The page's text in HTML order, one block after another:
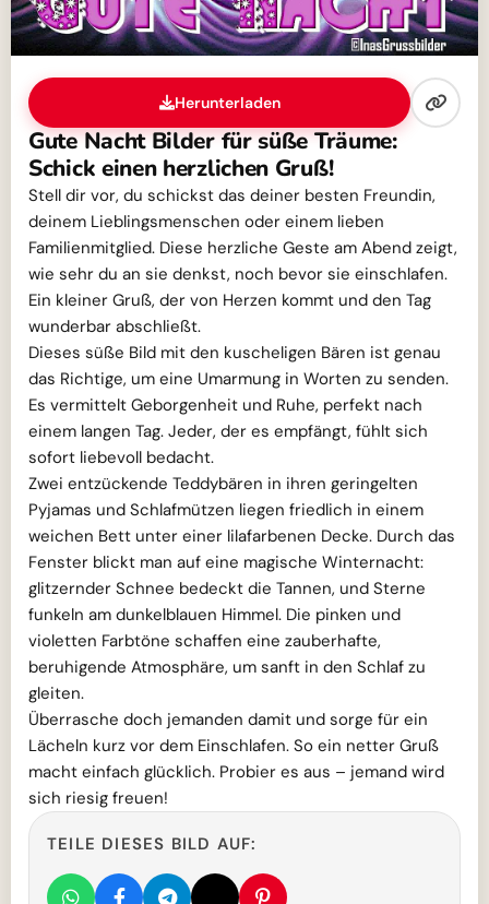
Herunterladen
Gute Nacht Bilder für süße Träume:
Schick einen herzlichen Gruß!
Stell dir vor, du schickst das deiner besten Freundin,
deinem Lieblingsmenschen oder einem lieben
Familienmitglied. Diese herzliche Geste am Abend zeigt,
wie sehr du an sie denkst, noch bevor sie einschlafen.
Ein kleiner Gruß, der von Herzen kommt und den Tag
wunderbar abschließt.
Dieses süße Bild mit den kuscheligen Bären ist genau
das Richtige, um eine Umarmung in Worten zu senden.
Es vermittelt Geborgenheit und Ruhe, perfekt nach
einem langen Tag. Jeder, der es empfängt, fühlt sich
sofort liebevoll bedacht.
Zwei entzückende Teddybären in ihren geringelten
Pyjamas und Schlafmützen liegen friedlich in einem
weichen Bett unter einer lilafarbenen Decke. Durch das
Fenster blickt man auf eine magische Winternacht:
glitzernder Schnee bedeckt die Tannen, und Sterne
funkeln am dunkelblauen Himmel. Die pinken und
violetten Farbtöne schaffen eine zauberhafte,
beruhigende Atmosphäre, um sanft in den Schlaf zu
gleiten.
Überrasche doch jemanden damit und sorge für ein
Lächeln kurz vor dem Einschlafen. So ein netter Gruß
macht einfach glücklich. Probier es aus – jemand wird
sich riesig freuen!
TEILE DIESES BILD AUF: